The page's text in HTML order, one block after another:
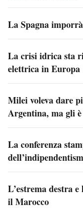
La Spagna
La crisi idrica sta
elettrica in Europa
Milei voleva dare
Argentina, ma gli
La conferenza
L’estrema destra
il Marocco